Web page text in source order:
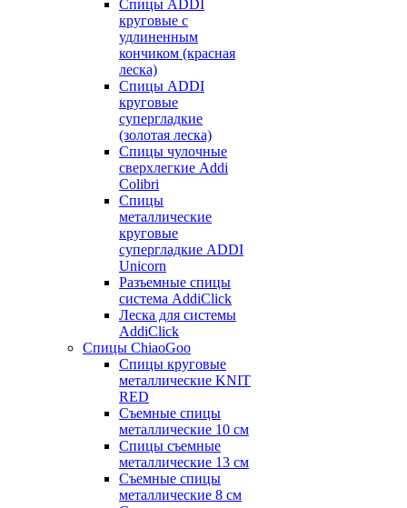
Спицы ADDI
круговые с
удлиненным
кончиком (красная
леска)
Спицы ADDI
круговые
супергладкие
(золотая леска)
Спицы чулочные
сверхлегкие Addi
Colibri
Спицы
металлические
круговые
супергладкие ADDI
Unicorn
Разъемные спицы
система AddiClick
Леска для системы
AddiClick
Спицы ChiaoGoo
Спицы круговые
металлические KNIT
RED
Съемные спицы
металлические 10 см
Спицы съемные
металлические 13 см
Съемные спицы
металлические 8 см